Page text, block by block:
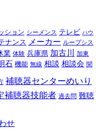
ション シーメンス テレビ ハウ
ナンス メーカー ループシス
業 体験 兵庫県 加古川 加東
石 機能 無線 相談 相談会 聞
補聴器センターめいり
補聴器技能者 過去問 難聴